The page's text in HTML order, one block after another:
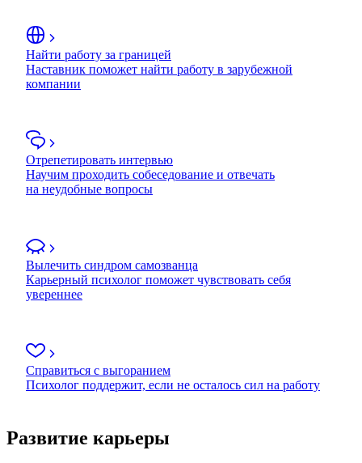
Найти работу за границей
Наставник поможет найти работу в зарубежной
компании
Отрепетировать интервью
Научим проходить собеседование и отвечать
на неудобные вопросы
Вылечить синдром самозванца
Карьерный психолог поможет чувствовать себя
увереннее
Справиться с выгоранием
Психолог поддержит, если не осталось сил на работу
Развитие карьеры